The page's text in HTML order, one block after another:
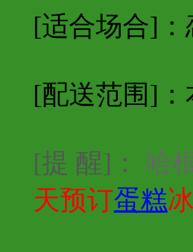
[适合场合]：
[配送范围]
[提 醒]： 哈
天预订蛋糕